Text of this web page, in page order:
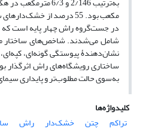
شامل می‌شدند. شاخص‌های ساختار
نشان‌دهندۀ پیوستگی گونه‌ای،
ساختاری رویشگاه‌های راش اثرگذار
به‌سوی حالت مطلوب‌تر و پایداری
کلیدواژه‌ها
تراکم
چتن خشک‌دار راش